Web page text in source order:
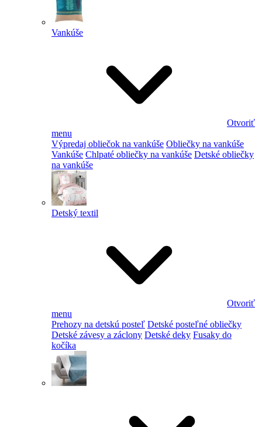
Vankúše
Otvoriť
menu
Výpredaj obliečok na vankúše Obliečky na vankúše
Vankúše Chlpaté obliečky na vankúše Detské obliečky
na vankúše
Detský textil
Otvoriť
menu
Prehozy na detskú posteľ Detské posteľné obliečky
Detské závesy a záclony Detské deky Fusaky do
kočíka